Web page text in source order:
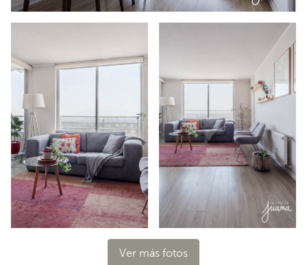
Ver más fotos